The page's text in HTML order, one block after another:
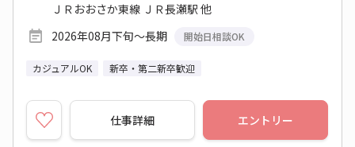
ＪＲおおさか東線 ＪＲ長瀬駅 他
2026年08月下旬～長期
開始日相談OK
カジュアルOK 新卒・第二新卒歓迎
仕事詳細 エントリー